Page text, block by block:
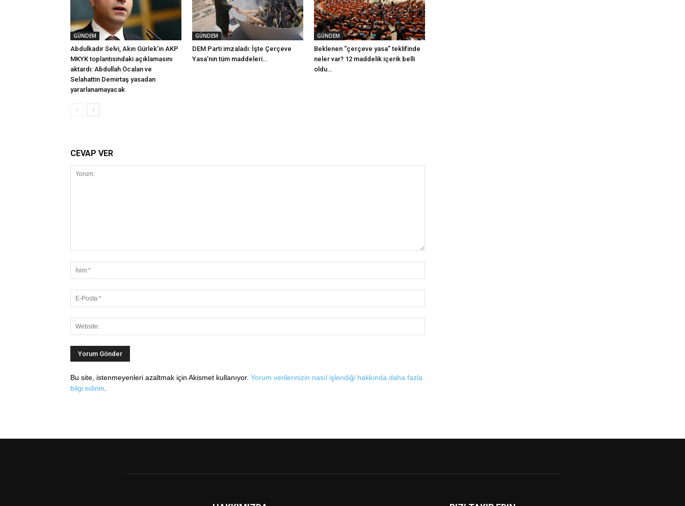
GÜNDEM
Abdulkadir Selvi, Akın Gürlek’in AKP
MKYK toplantısındaki açıklamasını
aktardı: Abdullah Öcalan ve
Selahattin Demirtaş yasadan
yararlanamayacak
GÜNDEM
DEM Parti imzaladı: İşte Çerçeve
Yasa’nın tüm maddeleri…
GÜNDEM
Beklenen “çerçeve yasa” teklifinde
neler var? 12 maddelik içerik belli
oldu…
CEVAP VER
Bu site, istenmeyenleri azaltmak için Akismet kullanıyor. Yorum verilerinizin nasıl işlendiği hakkında daha fazla
bilgi edinin